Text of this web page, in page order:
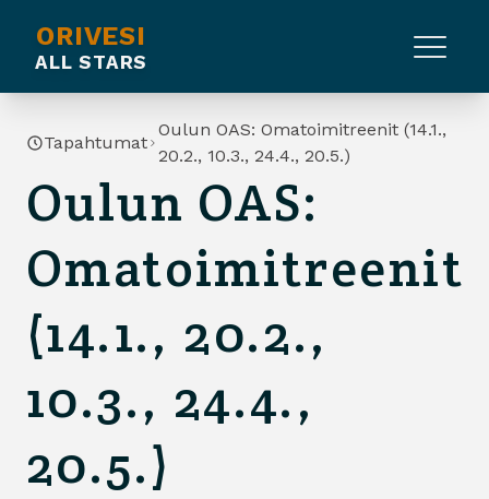
ORIVESI
ALL STARS
Tapahtumat
Oulun OAS: Omatoimitreenit (14.1.,
20.2., 10.3., 24.4., 20.5.)
Oulun OAS:
Omatoimitreenit
(14.1., 20.2.,
10.3., 24.4.,
20.5.)